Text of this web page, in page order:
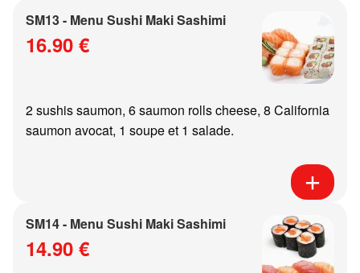
SM13 - Menu Sushi Maki Sashimi
16.90 €
2 sushis saumon, 6 saumon rolls cheese, 8 California
saumon avocat, 1 soupe et 1 salade.
SM14 - Menu Sushi Maki Sashimi
14.90 €